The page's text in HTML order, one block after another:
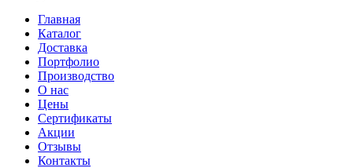
Главная
Каталог
Доставка
Портфолио
Производство
О нас
Цены
Сертификаты
Акции
Отзывы
Контакты